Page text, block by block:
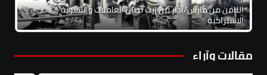
الثامن من مارس/آذار بين إرث نضال العاملات والنسوية
الاشتراكية
مقالات وآراء